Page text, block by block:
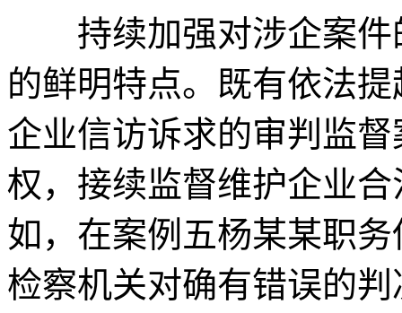
持续加强对涉企案件
的鲜明特点。既有依法
企业信访诉求的审判监
权，接续监督维护企业
如，在案例五杨某某职
检察机关对确有错误的